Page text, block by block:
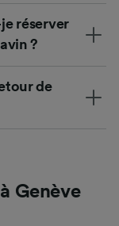
réserver
?
de
Genève